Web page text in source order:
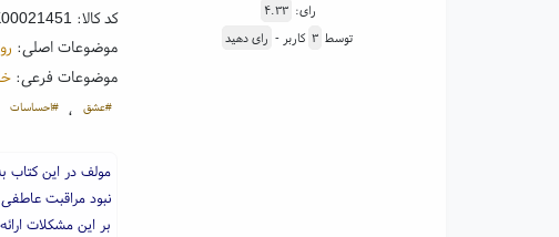
رای: ۴.۳۳
توسط ۳ کاربر - رای دهید
کد کالا:
موضوعات اصلی:
موضوعات فرعی:
#عشق ، #احساسات
مولف در این کتاب
نبود مراقبت
بر این مشکلات